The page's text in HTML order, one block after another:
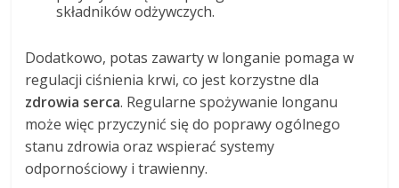
składników odżywczych.
Dodatkowo, potas zawarty w longanie pomaga w
regulacji ciśnienia krwi, co jest korzystne dla
zdrowia serca. Regularne spożywanie longanu
może więc przyczynić się do poprawy ogólnego
stanu zdrowia oraz wspierać systemy
odpornościowy i trawienny.